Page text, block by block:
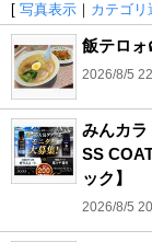
[ 写真表示 ｜ カテゴリ
飯テロォ
2026/8/5
みんカ
SS
ック】
2026/8/5